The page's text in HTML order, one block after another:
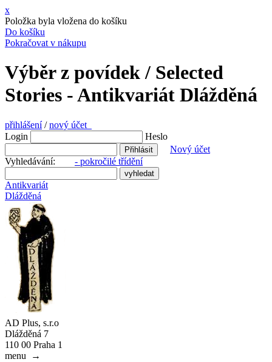
x
Položka byla vložena do košíku
Do košíku
Pokračovat v nákupu
Výběr z povídek / Selected
Stories - Antikvariát Dlážděná
přihlášení/nový účet
Login
Heslo
Nový účet
Vyhledávání: - pokročilé třídění
Antikvariát
Dlážděná
AD Plus, s.r.o
Dlážděná 7
110 00 Praha 1
menu
→